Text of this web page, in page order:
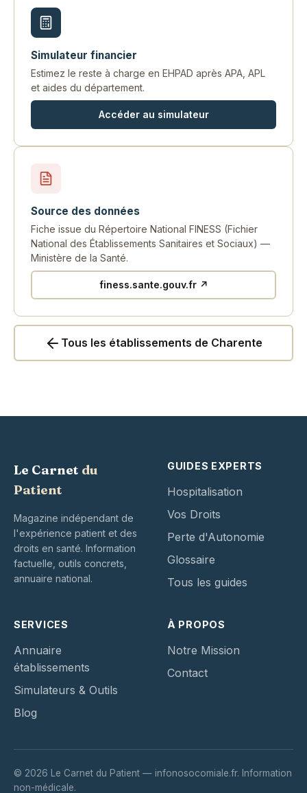
Simulateur financier
Estimez le reste à charge en EHPAD après APA, APL
et aides du département.
Accéder au simulateur
Source des données
Fiche issue du Répertoire National FINESS (Fichier
National des Établissements Sanitaires et Sociaux) —
Ministère de la Santé.
finess.sante.gouv.fr ↗
Tous les établissements de Charente
Le Carnet du
Patient
Magazine indépendant de
l'expérience patient et des
droits en santé. Information
factuelle, outils concrets,
annuaire national.
GUIDES EXPERTS
Hospitalisation
Vos Droits
Perte d'Autonomie
Glossaire
Tous les guides
SERVICES
Annuaire
établissements
Simulateurs & Outils
Blog
À PROPOS
Notre Mission
Contact
© 2026 Le Carnet du Patient — infonosocomiale.fr. Information
non-médicale.